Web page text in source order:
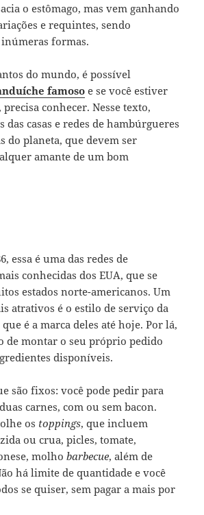
o estômago, mas vem ganhando
e requintes, sendo
formas.
do mundo, é possível
famoso e se você estiver
conhecer. Nesse texto,
das casas e redes de hambúrgueres
do planeta, que devem ser
amante de um bom
essa é uma das redes de
conhecidas dos EUA, que se
estados norte-americanos. Um
atrativos é o estilo de serviço da
é a marca deles até hoje. Por lá,
de montar o seu próprio pedido
disponíveis.
são fixos: você pode pedir para
carnes, com ou sem bacon.
os toppings, que incluem
ou crua, picles, tomate,
molhobarbecue, além de
há limite de quantidade e você
se quiser, sem pagar a mais por